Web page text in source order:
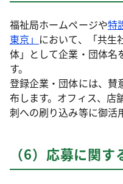
福祉局ホームページや特
東京」 において、「共生
体」として企業・団体名
す。
登録企業・団体には、賛
布します。オフィス、店
刺への刷り込み等に御活
（6）応募に関